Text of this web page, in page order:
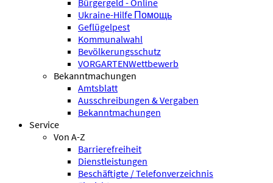
Bürgergeld - Online
Ukraine-Hilfe Помощь
Geflügelpest
Kommunalwahl
Bevölkerungsschutz
VORGARTENWettbewerb
Bekanntmachungen
Amtsblatt
Ausschreibungen & Vergaben
Bekanntmachungen
Service
Von A-Z
Barrierefreiheit
Dienstleistungen
Beschäftigte / Telefonverzeichnis